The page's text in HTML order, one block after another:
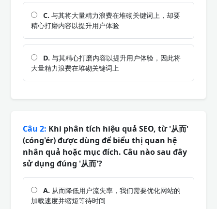
C. 与其将大量精力浪费在堆砌关键词上，却要
精心打磨内容以提升用户体验
D. 与其精心打磨内容以提升用户体验，因此将
大量精力浪费在堆砌关键词上
Câu 2: Khi phân tích hiệu quả SEO, từ '从而'
(cóng'ér) được dùng để biểu thị quan hệ
nhân quả hoặc mục đích. Câu nào sau đây
sử dụng đúng '从而'?
A. 从而降低用户流失率，我们需要优化网站的
加载速度并缩短等待时间